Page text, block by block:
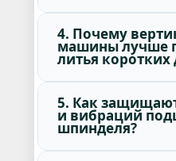
4. Почему
машины лучше
литья коротких
5. Как
и вибраций
шпинделя?